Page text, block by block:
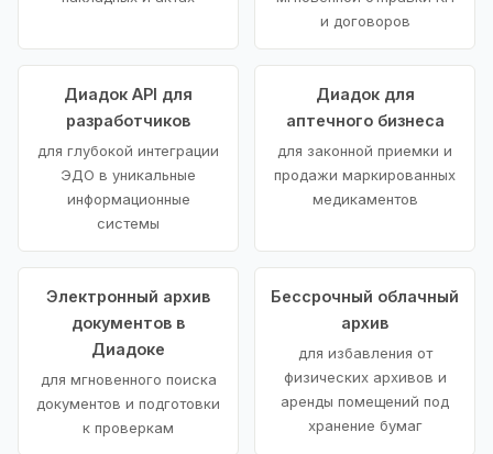
и договоров
Диадок API для
разработчиков
для глубокой интеграции
ЭДО в уникальные
информационные
системы
Диадок для
аптечного бизнеса
для законной приемки и
продажи маркированных
медикаментов
Электронный архив
документов в
Диадоке
для мгновенного поиска
документов и подготовки
к проверкам
Бессрочный облачный
архив
для избавления от
физических архивов и
аренды помещений под
хранение бумаг